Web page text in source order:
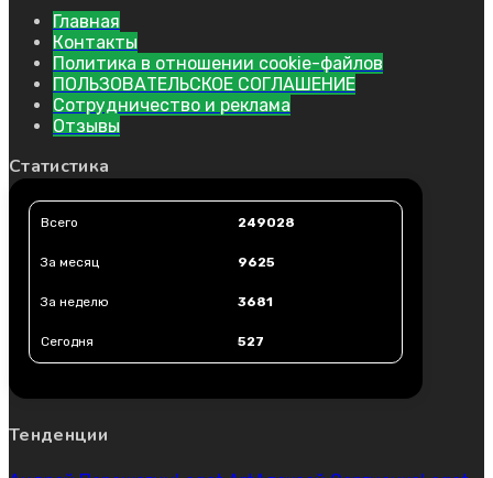
Главная
Контакты
Политика в отношении cookie-файлов
ПОЛЬЗОВАТЕЛЬСКОЕ СОГЛАШЕНИЕ
Сотрудничество и реклама
Отзывы
Статистика
Всего 249028
За месяц 9625
За неделю 3681
Сегодня 527
Тенденции